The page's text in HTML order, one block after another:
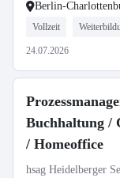
Berlin-
Vollzeit
24.07.2026
Buchhaltung /
/ Homeoffice
hsag Heidelberger